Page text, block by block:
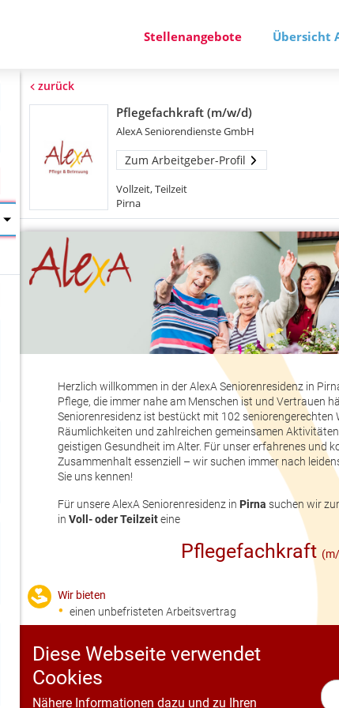
Stellenangebote Übersicht
zurück
Pflegefachkraft (m/w/d)
AlexA Seniorendienste GmbH
Zum Arbeitgeber-Profil
Vollzeit, Teilzeit
Pirna